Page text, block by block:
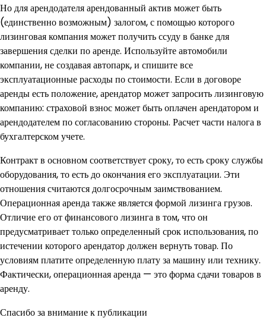
Но для арендодателя арендованный актив может быть
(единственно возможным) залогом, с помощью которого
лизинговая компания может получить ссуду в банке для
завершения сделки по аренде. Используйте автомобили
компании, не создавая автопарк, и спишите все
эксплуатационные расходы по стоимости. Если в договоре
аренды есть положение, арендатор может запросить лизинговую
компанию: страховой взнос может быть оплачен арендатором и
арендодателем по согласованию стороны. Расчет части налога в
бухгалтерском учете.
Контракт в основном соответствует сроку, то есть сроку службы
оборудования, то есть до окончания его эксплуатации. Эти
отношения считаются долгосрочным заимствованием.
Операционная аренда также является формой лизинга грузов.
Отличие его от финансового лизинга в том, что он
предусматривает только определенный срок использования, по
истечении которого арендатор должен вернуть товар. По
условиям платите определенную плату за машину или технику.
Фактически, операционная аренда — это форма сдачи товаров в
аренду.
Спасибо за внимание к публикации